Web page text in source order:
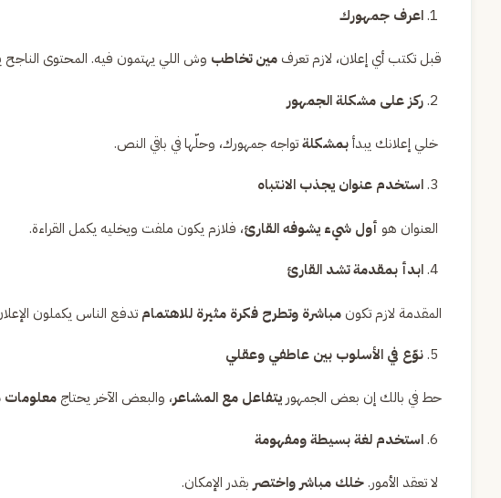
اعرف جمهورك
قبل تكتب أي إعلان، لازم تعرف مين تخاطب وش اللي يهتمون فيه. المحتوى الناجح
ركز على مشكلة الجمهور
خلي إعلانك يبدأبمشكلةتواجه جمهورك، وحلّها في باقي النص.
استخدم عنوان يجذب الانتباه
العنوان هو أول شيء يشوفه القارئ، فلازم يكون ملفت ويخليه يكمل القراءة.
ابدأ بمقدمة تشد القارئ
المقدمة لازم تكون مباشرة وتطرح فكرة مثيرة للاهتمام تدفع الناس يكملون
نوّع في الأسلوب بين عاطفي وعقلي
حط في بالك إن بعض الجمهور يتفاعل مع المشاعر، والبعض الآخر يحتاج معلومات
استخدم لغة بسيطة ومفهومة
لا تعقد الأمور.خلك مباشر واختصر بقدر الإمكان.